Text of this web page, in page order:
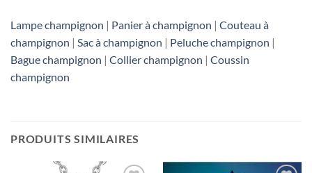
Lampe champignon | Panier à champignon | Couteau à
champignon | Sac à champignon | Peluche champignon |
Bague champignon | Collier champignon | Coussin
champignon
PRODUITS SIMILAIRES